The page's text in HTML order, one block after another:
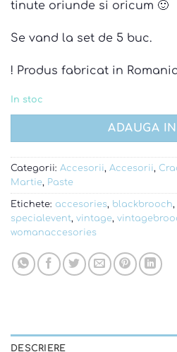
tinute oriunde si oricum 🙂
Se vand la set de 5 buc.
! Produs fabricat in
In stoc
ADAUGA
Categorii: Accesorii, Accesorii,
Martie, Paste
Etichete: accesories, blackbrooch,
specialevent, vintage,
womanaccesories
DESCRIERE